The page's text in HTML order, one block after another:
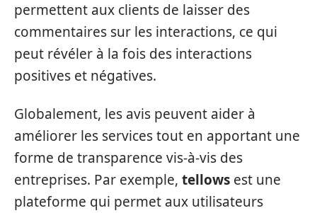
permettent aux clients de laisser des
commentaires sur les interactions, ce qui
peut révéler à la fois des interactions
positives et négatives.
Globalement, les avis peuvent aider à
améliorer les services tout en apportant une
forme de transparence vis-à-vis des
entreprises. Par exemple, tellows est une
plateforme qui permet aux utilisateurs